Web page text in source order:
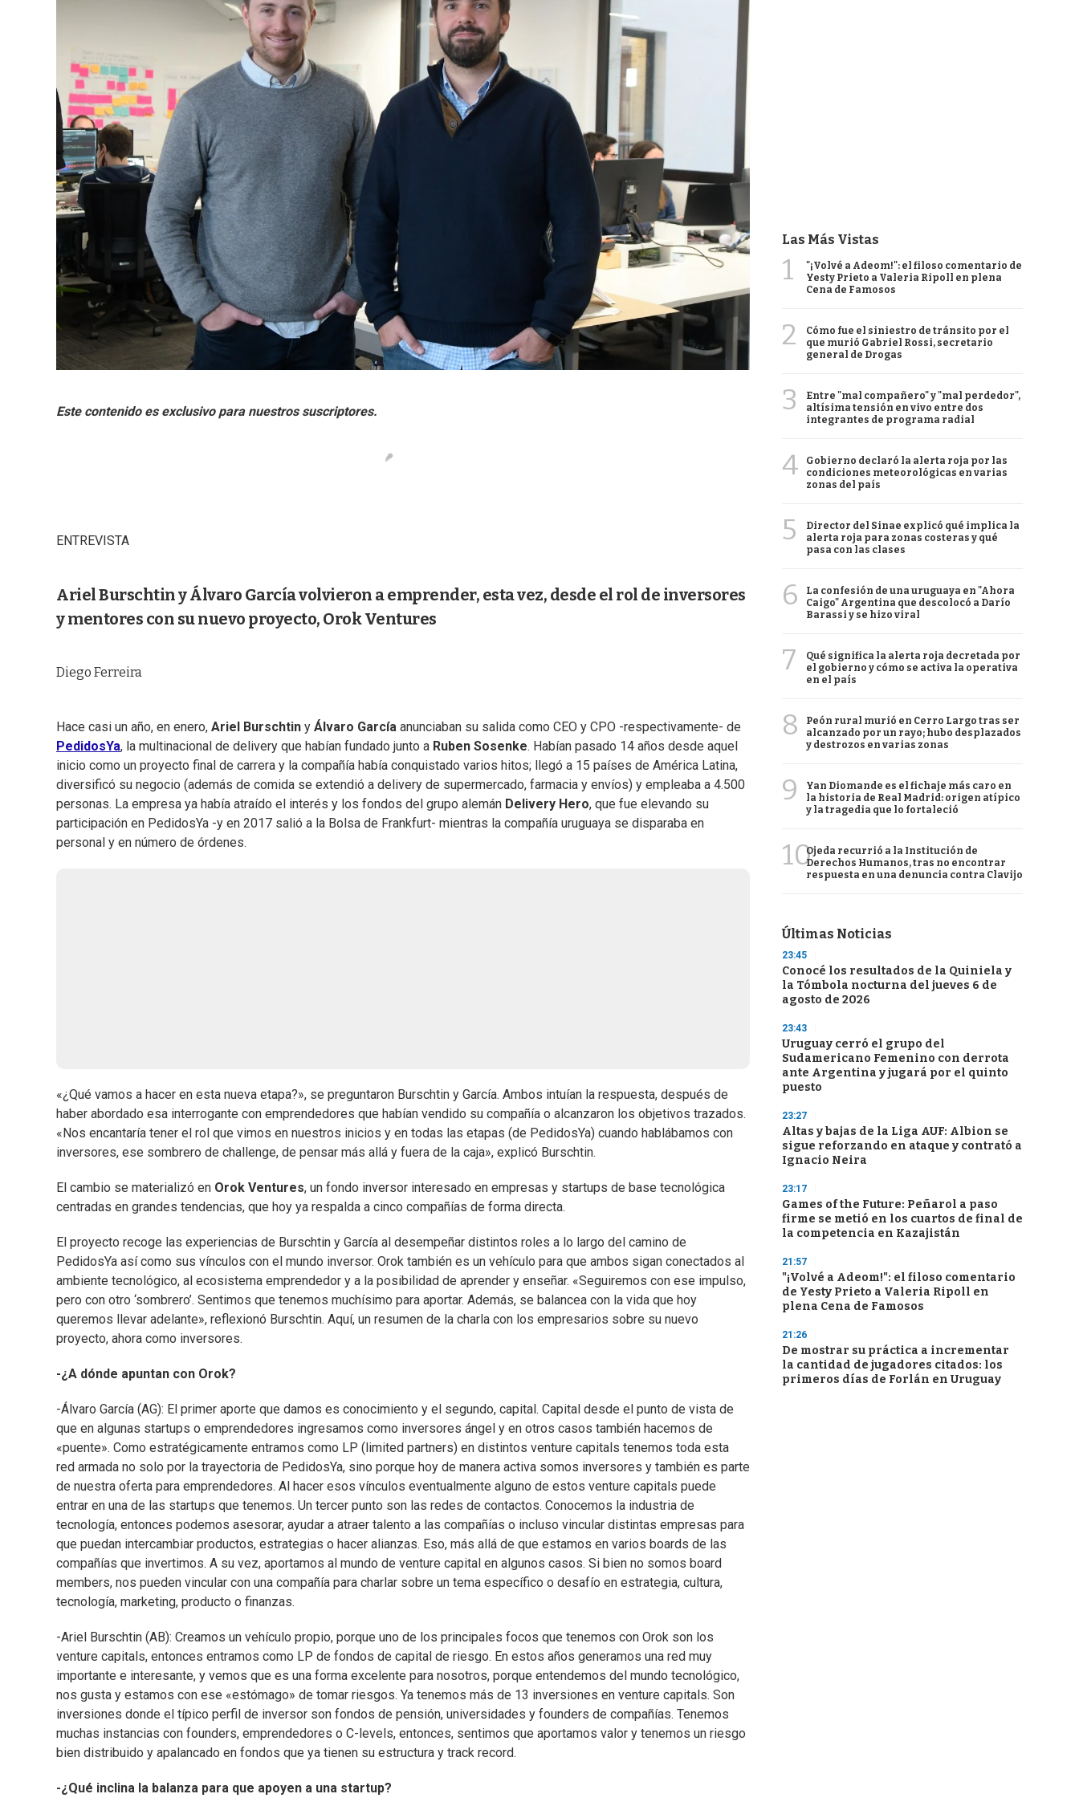
ENTREVISTA
Ariel Burschtin y Álvaro García volvieron a emprender, esta vez, desde el rol de inversores
y mentores con su nuevo proyecto, Orok Ventures
Diego Ferreira
Hace casi un año, en enero, Ariel Burschtin y Álvaro García anunciaban su salida como CEO y CPO -respectivamente- de
PedidosYa, la multinacional de delivery que habían fundado junto a Ruben Sosenke. Habían pasado 14 años desde aquel
inicio como un proyecto final de carrera y la compañía había conquistado varios hitos; llegó a 15 países de América Latina,
diversificó su negocio (además de comida se extendió a delivery de supermercado, farmacia y envíos) y empleaba a 4.500
personas. La empresa ya había atraído el interés y los fondos del grupo alemán Delivery Hero, que fue elevando su
participación en PedidosYa -y en 2017 salió a la Bolsa de Frankfurt- mientras la compañía uruguaya se disparaba en
personal y en número de órdenes.
«¿Qué vamos a hacer en esta nueva etapa?», se preguntaron Burschtin y García. Ambos intuían la respuesta, después de
haber abordado esa interrogante con emprendedores que habían vendido su compañía o alcanzaron los objetivos trazados.
«Nos encantaría tener el rol que vimos en nuestros inicios y en todas las etapas (de PedidosYa) cuando hablábamos con
inversores, ese sombrero de challenge, de pensar más allá y fuera de la caja», explicó Burschtin.
El cambio se materializó en Orok Ventures, un fondo inversor interesado en empresas y startups de base tecnológica
centradas en grandes tendencias, que hoy ya respalda a cinco compañías de forma directa.
El proyecto recoge las experiencias de Burschtin y García al desempeñar distintos roles a lo largo del camino de
PedidosYa así como sus vínculos con el mundo inversor. Orok también es un vehículo para que ambos sigan conectados al
ambiente tecnológico, al ecosistema emprendedor y a la posibilidad de aprender y enseñar. «Seguiremos con ese impulso,
pero con otro ‘sombrero’. Sentimos que tenemos muchísimo para aportar. Además, se balancea con la vida que hoy
queremos llevar adelante», reflexionó Burschtin. Aquí, un resumen de la charla con los empresarios sobre su nuevo
proyecto, ahora como inversores.
-¿A dónde apuntan con Orok?
-Álvaro García (AG): El primer aporte que damos es conocimiento y el segundo, capital. Capital desde el punto de vista de
que en algunas startups o emprendedores ingresamos como inversores ángel y en otros casos también hacemos de
«puente». Como estratégicamente entramos como LP (limited partners) en distintos venture capitals tenemos toda esta
red armada no solo por la trayectoria de PedidosYa, sino porque hoy de manera activa somos inversores y también es parte
de nuestra oferta para emprendedores. Al hacer esos vínculos eventualmente alguno de estos venture capitals puede
entrar en una de las startups que tenemos. Un tercer punto son las redes de contactos. Conocemos la industria de
tecnología, entonces podemos asesorar, ayudar a atraer talento a las compañías o incluso vincular distintas empresas para
que puedan intercambiar productos, estrategias o hacer alianzas. Eso, más allá de que estamos en varios boards de las
compañías que invertimos. A su vez, aportamos al mundo de venture capital en algunos casos. Si bien no somos board
members, nos pueden vincular con una compañía para charlar sobre un tema específico o desafío en estrategia, cultura,
tecnología, marketing, producto o finanzas.
-Ariel Burschtin (AB): Creamos un vehículo propio, porque uno de los principales focos que tenemos con Orok son los
venture capitals, entonces entramos como LP de fondos de capital de riesgo. En estos años generamos una red muy
importante e interesante, y vemos que es una forma excelente para nosotros, porque entendemos del mundo tecnológico,
nos gusta y estamos con ese «estómago» de tomar riesgos. Ya tenemos más de 13 inversiones en venture capitals. Son
inversiones donde el típico perfil de inversor son fondos de pensión, universidades y founders de compañías. Tenemos
muchas instancias con founders, emprendedores o C-levels, entonces, sentimos que aportamos valor y tenemos un riesgo
bien distribuido y apalancado en fondos que ya tienen su estructura y track record.
-¿Qué inclina la balanza para que apoyen a una startup?
Las Más Vistas
1
"¡Volvé a Adeom!": el filoso comentario de
Yesty Prieto a Valeria Ripoll en plena
Cena de Famosos
2
Cómo fue el siniestro de tránsito por el
que murió Gabriel Rossi, secretario
general de Drogas
3
Entre "mal compañero" y "mal perdedor",
altísima tensión en vivo entre dos
integrantes de programa radial
4
Gobierno declaró la alerta roja por las
condiciones meteorológicas en varias
zonas del país
5
Director del Sinae explicó qué implica la
alerta roja para zonas costeras y qué
pasa con las clases
6
La confesión de una uruguaya en "Ahora
Caigo" Argentina que descolocó a Darío
Barassi y se hizo viral
7
Qué significa la alerta roja decretada por
el gobierno y cómo se activa la operativa
en el país
8
Peón rural murió en Cerro Largo tras ser
alcanzado por un rayo; hubo desplazados
y destrozos en varias zonas
9
Yan Diomande es el fichaje más caro en
la historia de Real Madrid: origen atípico
y la tragedia que lo fortaleció
10Ojeda recurrió a la Institución de
Derechos Humanos, tras no encontrar
respuesta en una denuncia contra Clavijo
Últimas Noticias
23:45
Conocé los resultados de la Quiniela y
la Tómbola nocturna del jueves 6 de
agosto de 2026
23:43
Uruguay cerró el grupo del
Sudamericano Femenino con derrota
ante Argentina y jugará por el quinto
puesto
23:27
Altas y bajas de la Liga AUF: Albion se
sigue reforzando en ataque y contrató a
Ignacio Neira
23:17
Games of the Future: Peñarol a paso
firme se metió en los cuartos de final de
la competencia en Kazajistán
21:57
"¡Volvé a Adeom!": el filoso comentario
de Yesty Prieto a Valeria Ripoll en
plena Cena de Famosos
21:26
De mostrar su práctica a incrementar
la cantidad de jugadores citados: los
primeros días de Forlán en Uruguay